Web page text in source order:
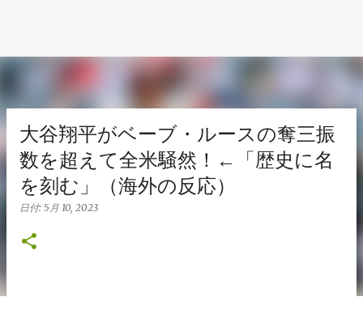
大谷翔平がベーブ・ルースの奪三振
数を超えて全米騒然！←「歴史に名
を刻む」（海外の反応）
日付: 5月 10, 2023